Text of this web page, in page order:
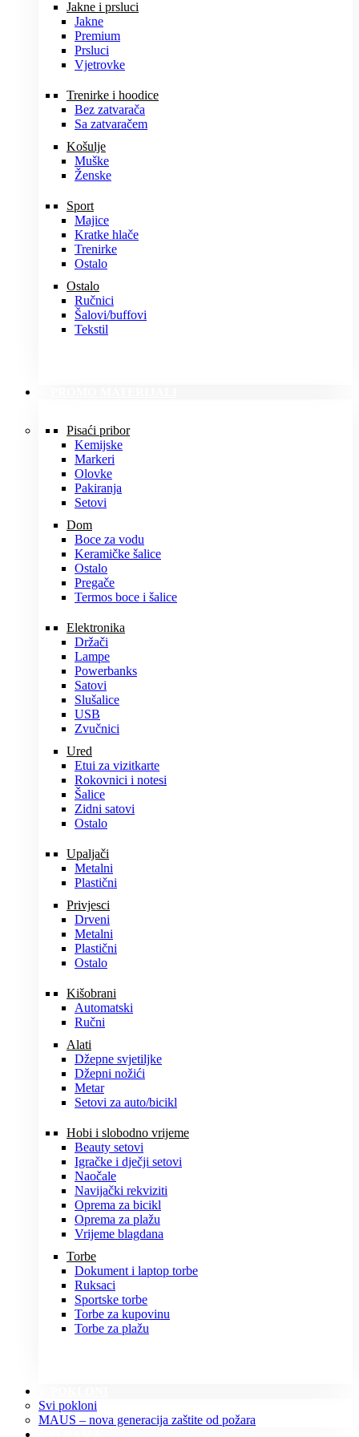
Jakne i prsluci
Jakne
Premium
Prsluci
Vjetrovke
Trenirke i hoodice
Bez zatvarača
Sa zatvaračem
Košulje
Muške
Ženske
Sport
Majice
Kratke hlače
Trenirke
Ostalo
Ostalo
Ručnici
Šalovi/buffovi
Tekstil
Pisaći pribor
Kemijske
Markeri
Olovke
Pakiranja
Setovi
Dom
Boce za vodu
Keramičke šalice
Ostalo
Pregače
Termos boce i šalice
Elektronika
Držači
Lampe
Powerbanks
Satovi
Slušalice
USB
Zvučnici
Ured
Etui za vizitkarte
Rokovnici i notesi
Šalice
Zidni satovi
Ostalo
Upaljači
Metalni
Plastični
Privjesci
Drveni
Metalni
Plastični
Ostalo
Kišobrani
Automatski
Ručni
Alati
Džepne svjetiljke
Džepni nožići
Metar
Setovi za auto/bicikl
Hobi i slobodno vrijeme
Beauty setovi
Igračke i dječji setovi
Naočale
Navijački rekviziti
Oprema za bicikl
Oprema za plažu
Vrijeme blagdana
Torbe
Dokument i laptop torbe
Ruksaci
Sportske torbe
Torbe za kupovinu
Torbe za plažu
Svi pokloni
MAUS – nova generacija zaštite od požara